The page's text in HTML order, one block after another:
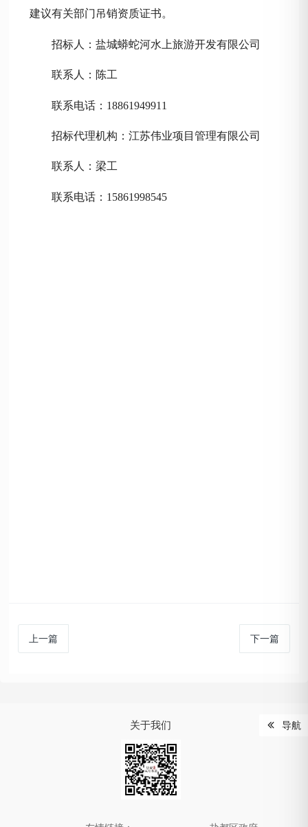
建议有关部门吊销资质证书。
招标人：盐城蟒蛇河水上旅游开发有限公司
联系人： 陈工
联系电话 ： 18861949911
招标代理机构：江苏伟业项目管理有限公司
联系人：梁工
联系电话： 15861998545
上一篇 下一篇
导航
关于我们